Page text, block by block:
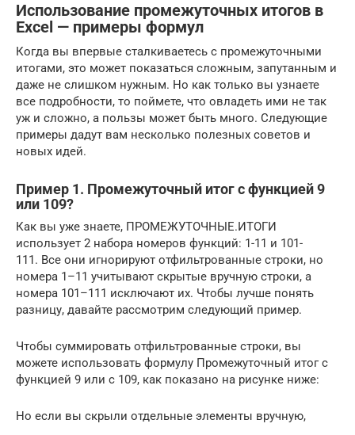
Использование промежуточных итогов в
Excel — примеры формул
Когда вы впервые сталкиваетесь с промежуточными
итогами, это может показаться сложным, запутанным и
даже не слишком нужным. Но как только вы узнаете
все подробности, то поймете, что овладеть ими не так
уж и сложно, а пользы может быть много. Следующие
примеры дадут вам несколько полезных советов и
новых идей.
Пример 1. Промежуточный итог с функцией 9
или 109?
Как вы уже знаете, ПРОМЕЖУТОЧНЫЕ.ИТОГИ
использует 2 набора номеров функций: 1-11 и 101-
111. Все они игнорируют отфильтрованные строки, но
номера 1–11 учитывают скрытые вручную строки, а
номера 101–111 исключают их. Чтобы лучше понять
разницу, давайте рассмотрим следующий пример.
Чтобы суммировать отфильтрованные строки, вы
можете использовать формулу Промежуточный итог с
функцией 9 или с 109, как показано на рисунке ниже:
Но если вы скрыли отдельные элементы вручную,